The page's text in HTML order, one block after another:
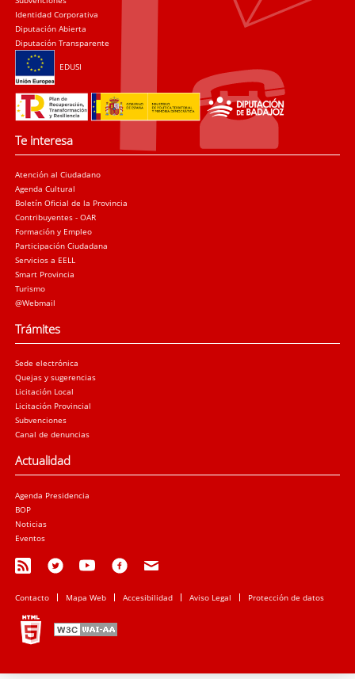
Identidad Corporativa
Diputación Abierta
Diputación Transparente
EDUSI
Te interesa
Atención al Ciudadano
Agenda Cultural
Boletín Oficial de la Provincia
Contribuyentes - OAR
Formación y Empleo
Participación Ciudadana
Servicios a EELL
Smart Provincia
Turismo
@Webmail
Trámites
Sede electrónica
Quejas y sugerencias
Licitación Local
Licitación Provincial
Subvenciones
Canal de denuncias
Actualidad
Agenda Presidencia
BOP
Noticias
Eventos
Contacto Mapa Web Accesibilidad Aviso Legal Protección de datos